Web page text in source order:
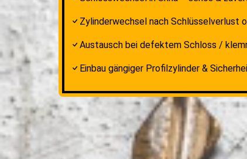
Zylinderwechsel nach Schlüsselverlust
Austausch bei defektem Schloss /
Einbau gängiger Profilzylinder &